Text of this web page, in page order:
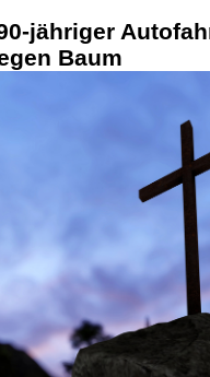
jähriger
Baum